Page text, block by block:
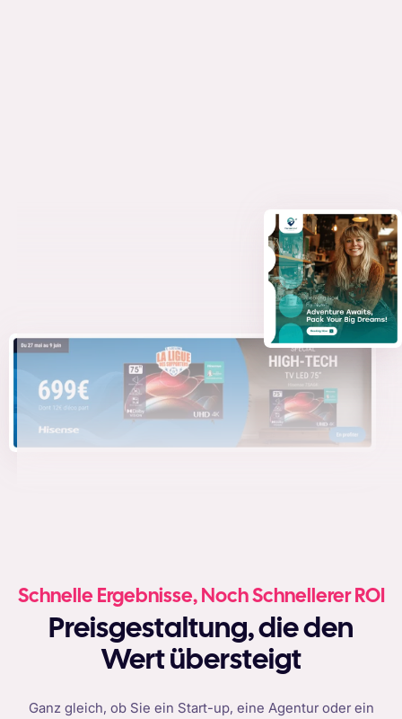
Schnelle Ergebnisse, Noch Schnellerer ROI
Preisgestaltung, die den
Wert übersteigt
Ganz gleich, ob Sie ein Start-up, eine Agentur oder ein